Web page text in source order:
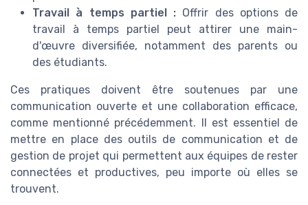
Travail à temps partiel : Offrir des options de
travail à temps partiel peut attirer une main-
d'œuvre diversifiée, notamment des parents ou
des étudiants.
Ces pratiques doivent être soutenues par une
communication ouverte et une collaboration efficace,
comme mentionné précédemment. Il est essentiel de
mettre en place des outils de communication et de
gestion de projet qui permettent aux équipes de rester
connectées et productives, peu importe où elles se
trouvent.